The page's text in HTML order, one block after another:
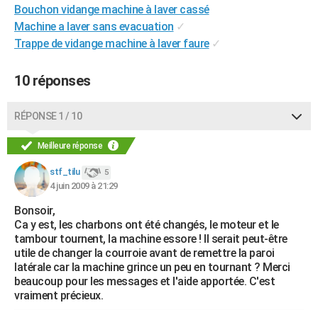
Carte de Noël
Carte Bonne année
Carte Saint-Valentin
Carte Pâques
Carte d'anniversaire
DICTIONNAIRE
Dictionnaire
Biographies
Citations
Expressions
Proverbes
PROGRAMME TV
Bricolage
Lifestyle
Culture
Sport
Auto
Television
Voyage
Cinema
Bouchon vidange machine à laver cassé
Machine a laver sans evacuation ✓
Trappe de vidange machine à laver faure ✓
10 réponses
RÉPONSE 1 / 10
Meilleure réponse
stf_tilu 5
4 juin 2009 à 21:29
Bonsoir,
Ca y est, les charbons ont été changés, le moteur et le
tambour tournent, la machine essore ! Il serait peut-être
utile de changer la courroie avant de remettre la paroi
latérale car la machine grince un peu en tournant ? Merci
beaucoup pour les messages et l'aide apportée. C'est
vraiment précieux.